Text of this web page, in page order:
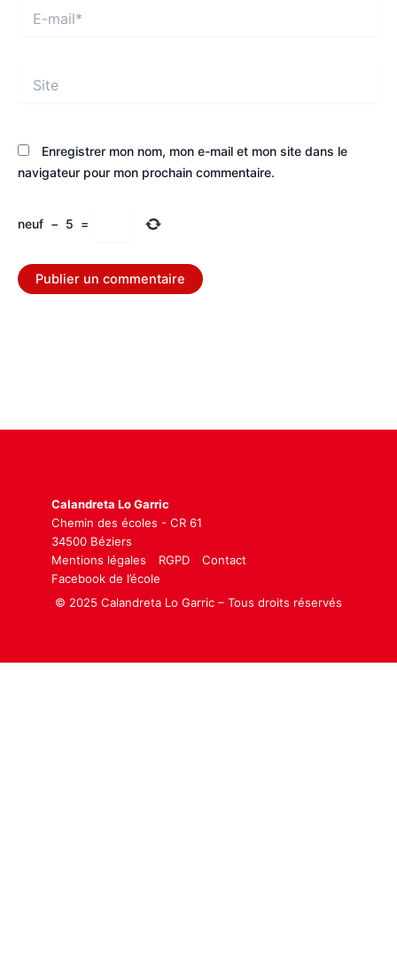
mail*
Enregistrer mon nom, mon e-mail et mon site dans le
navigateur pour mon prochain commentaire.
neuf − 5 =
Calandreta Lo Garric
Chemin des écoles - CR 61
34500 Béziers
Mentions légales
RGPD
Contact
Facebook de l’école
© 2025 Calandreta Lo Garric – Tous droits réservés